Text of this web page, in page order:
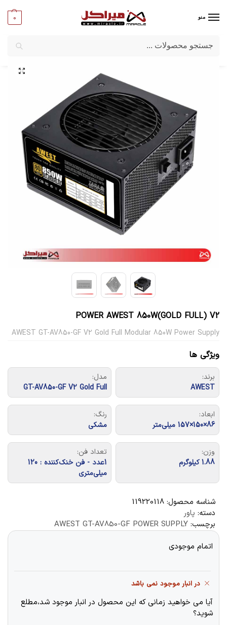
منو 0
میراکل/کامپیوتر/قطعات اصلی
POWER AWEST 850W(GOLD FULL) V2
AWEST GT-AV850-GF V2 Gold Full Modular 850W Power Supply
ویژگی ها
برند:
AWEST
مدل:
GT-AV850-GF V2 Gold Full
ابعاد:
86×150×157 میلی‌متر
رنگ:
مشکی
وزن:
1.88 کیلوگرم
تعداد فن:
1عدد - فن خنک‌کننده : 120
میلی‌متری
شناسه محصول: 119220118
دسته: پاور
برچسب: AWEST GT-AV850-GF POWER SUPPLY
اتمام موجودی
در انبار موجود نمی باشد
آیا می خواهید زمانی که این محصول در انبار موجود شد،مطلع
شوید؟